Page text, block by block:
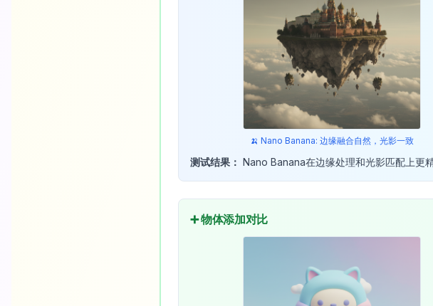
🍌 Nano Banana: 边缘融合自然，光影一致
测试结果： Nano Banana在边缘处理和光影匹配上更
➕ 物体添加对比